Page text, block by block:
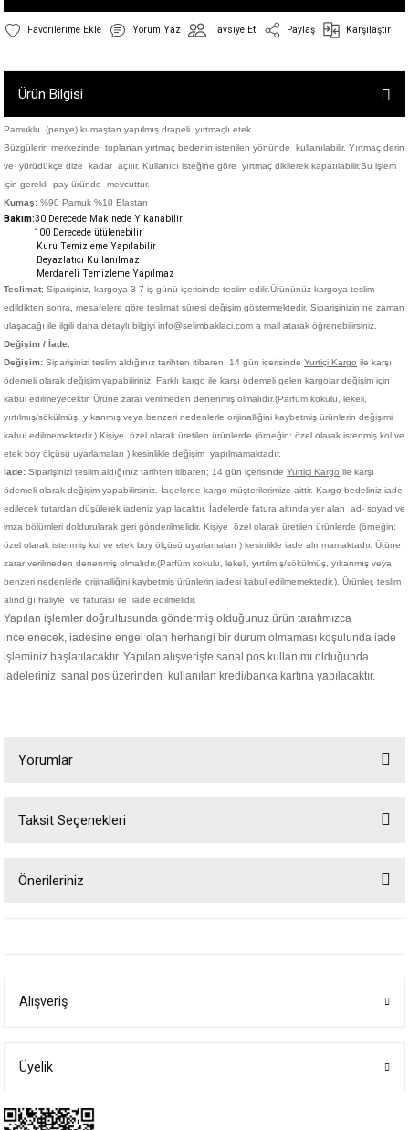
Yorum Yaz Tavsiye Et Paylaş Karşılaştır
Ürün Bilgisi
Pamuklu (penye) kumaştan yapılmış drapeli yırtmaçlı etek.
Büzgülerin merkezinde toplanan yırtmaç bedenin istenilen yönünde kullanılabilir. Yırtmaç derin
ve yürüdükçe dize kadar açılır. Kullanıcı isteğine göre yırtmaç dikilerek kapatılabilir.Bu işlem
için gerekli pay üründe mevcuttur.
Kumaş: %90 Pamuk %10 Elastan
Bakım:30 Derecede Makinede Yıkanabilir
100 Derecede ütülenebilir
Kuru Temizleme Yapılabilir
Beyazlatıcı Kullanılmaz
Merdaneli Temizleme Yapılmaz
Teslimat; Siparişiniz, kargoya 3-7 iş günü içerisinde teslim edilir.Ürününüz kargoya teslim
edildikten sonra, mesafelere göre teslimat süresi değişim göstermektedir. Siparişinizin ne zaman
ulaşacağı ile ilgili daha detaylı bilgiyi info@selimbaklaci.com a mail atarak öğrenebilirsiniz.
Değişim / İade;
Değişim: Siparişinizi teslim aldığınız tarihten itibaren; 14 gün içerisinde Yurtiçi Kargo ile karşı
ödemeli olarak değişim yapabiliriniz. Farklı kargo ile karşı ödemeli gelen kargolar değişim için
kabul edilmeyecektir. Ürüne zarar verilmeden denenmiş olmalıdır.(Parfüm kokulu, lekeli,
yırtılmış/sökülmüş, yıkanmış veya benzeri nedenlerle orijinalliğini kaybetmiş ürünlerin değişimi
kabul edilmemektedir.) Kişiye
özel olarak üretilen ürünlerde (örneğin: özel olarak istenmiş kol ve
etek boy ölçüsü uyarlamaları ) kesinlikle değişim yapılmamaktadır.
İade: Siparişinizi teslim aldığınız tarihten itibaren; 14 gün içerisinde Yurtiçi Kargo ile karşı
ödemeli olarak değişim yapabilirsiniz. İadelerde kargo müşterilerimize aittir. Kargo bedeliniz iade
edilecek tutardan düşülerek iadeniz yapılacaktır. İadelerde fatura altında yer alan ad- soyad ve
imza bölümleri doldurularak geri gönderilmelidir. Kişiye
özel olarak üretilen ürünlerde (örneğin:
özel olarak istenmiş kol ve etek boy ölçüsü uyarlamaları ) kesinlikle iade alınmamaktadır. Ürüne
zarar verilmeden denenmiş olmalıdır.(Parfüm kokulu, lekeli, yırtılmış/sökülmüş, yıkanmış veya
benzeri nedenlerle orijinalliğini kaybetmiş ürünlerin iadesi kabul edilmemektedir.). Ürünler, teslim
alındığı haliyle ve faturası ile iade edilmelidir.
Yapılan işlemler doğrultusunda göndermiş olduğunuz ürün tarafımızca
incelenecek, iadesine engel olan herhangi bir durum olmaması koşulunda iade
işleminiz başlatılacaktır. Yapılan alışverişte sanal pos kullanımı olduğunda
iadeleriniz sanal pos üzerinden kullanılan kredi/banka kartına yapılacaktır.
Yorumlar
Taksit Seçenekleri
Önerileriniz
Ürün bilgilerinde hatalar bulunuyor.
Bu ürüne benzer farklı alternatifler olmalı.
Alışveriş
Üyelik